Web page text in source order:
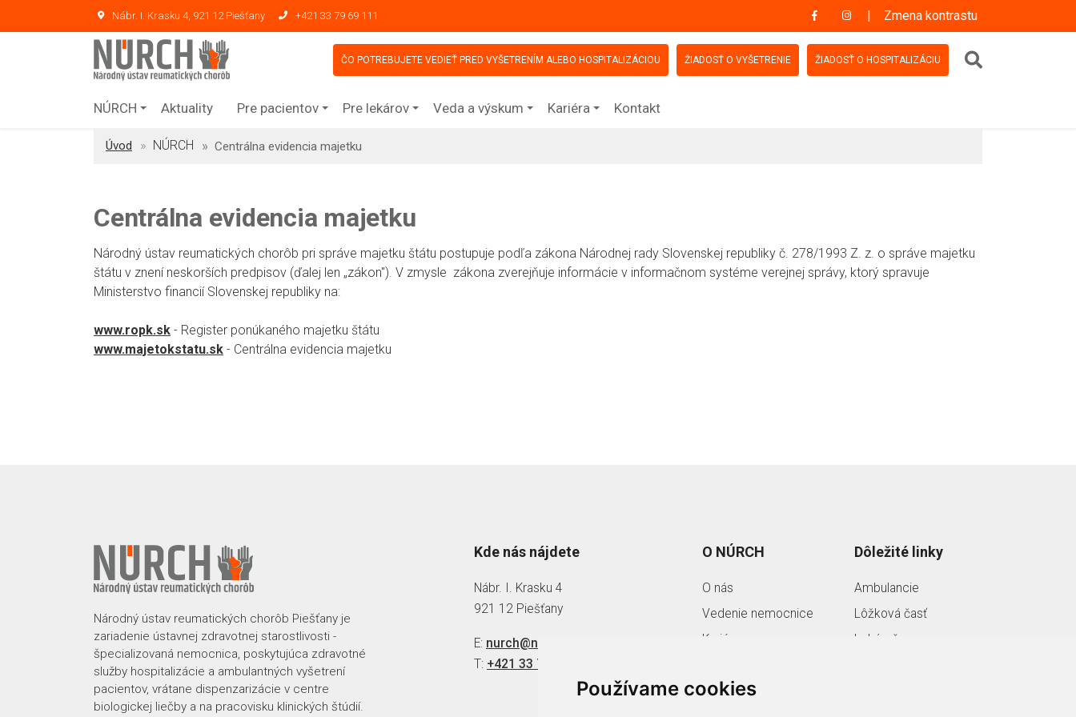
Používame cookies
Nábr. I. Krasku 4, 921 12 Piešťany +421 33 79 69 111 Zmena kontrastu
ČO POTREBUJETE VEDIEŤ PRED VYŠETRENÍM ALEBO HOSPITALIZÁCIOU ŽIADOSŤ O VYŠETRENIE ŽIADOSŤ O HOSPITALIZÁCIU
NÚRCH Aktuality Pre pacientov Pre lekárov Veda a výskum Kariéra Kontakt
Úvod NÚRCH Centrálna evidencia majetku
Centrálna evidencia majetku
Národný ústav reumatických chorôb pri správe majetku štátu postupuje podľa zákona Národnej rady Slovenskej republiky č. 278/1993 Z. z. o správe majetku
štátu v znení neskorších predpisov (ďalej len „zákon"). V zmysle zákona zverejňuje informácie v informačnom systéme verejnej správy, ktorý spravuje
Ministerstvo financií Slovenskej republiky na:
www.ropk.sk - Register ponúkaného majetku štátu
www.majetokstatu.sk - Centrálna evidencia majetku
Národný ústav reumatických chorôb Piešťany je
zariadenie ústavnej zdravotnej starostlivosti -
špecializovaná nemocnica, poskytujúca zdravotné
služby hospitalizácie a ambulantných vyšetrení
pacientov, vrátane dispenzarizácie v centre
biologickej liečby a na pracovisku klinických štúdií.
Kde nás nájdete
Nábr. I. Krasku 4
921 12 Piešťany
E: nurch@nurch.sk
T: +421 33 79 69 111
O NÚRCH
O nás
Vedenie nemocnice
Kariéra
Dôležité linky
Ambulancie
Lôžková časť
Lekáreň